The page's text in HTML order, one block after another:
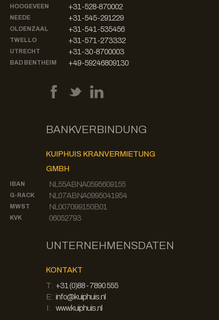
HOOGEVEEN +31-528-870002
NEEDE +31-545-291229
OLDENZAAL +31-541-535456
TWELLO +31-571-273332
UTRECHT +31-30-8700003
BAD BENTHEIM +49-59246809130
BANKVERBINDUNG
KUIPHUIS KRANVERMIETUNG
GMBH
IBAN NL55ABNA0595609155
G-RACK NL07ABNA0995041954
MWST NL007099150B01
KVK 06052793
UNTERNEHMENSDATEN
KONTAKT
T: +31 (0)88 - 7890 555
E: info@kuiphuis.nl
I:
www.kuiphuis.nl